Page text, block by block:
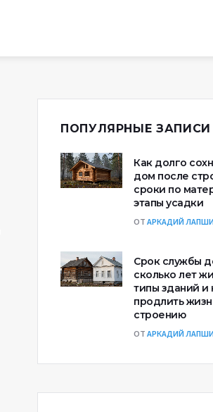
ПОПУЛЯРНЫЕ ЗАПИСИ
Как долго
дом после
сроки по
этапы усадки
ОТ АРКАДИЙ
Срок службы
сколько лет
типы зданий и
продлить
строению
ОТ АРКАДИЙ